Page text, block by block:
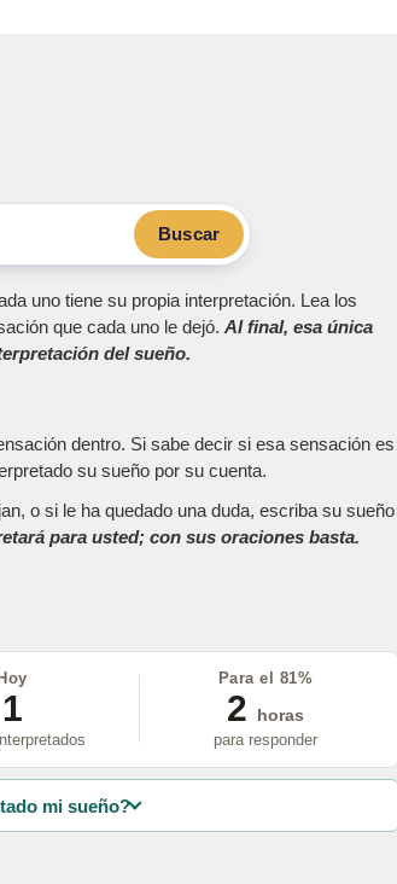
Buscar
uno tiene su propia interpretación. Lea los
que cada uno le dejó. Al final, esa única
del sueño.
dentro. Si sabe decir si esa sensación es
su sueño por su cuenta.
o si le ha quedado una duda, escriba su sueño
para usted; con sus oraciones basta.
1
Para el 81%
2
horas
para responder
mi sueño?